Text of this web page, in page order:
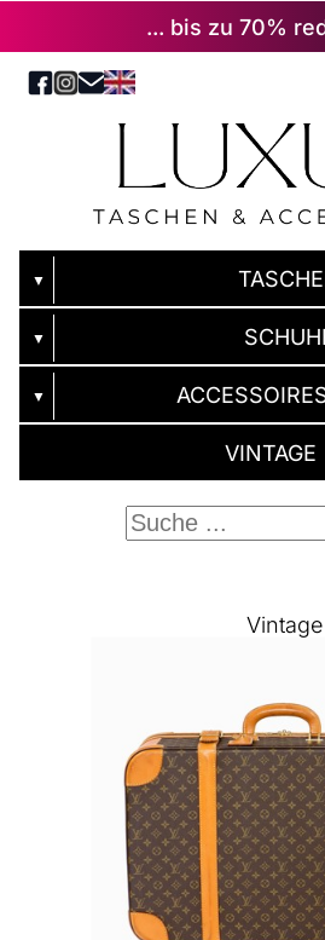
... bis zu 70%
▼
▼
▼
VINTAGE
Vintage